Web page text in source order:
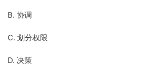
B. 协调
C. 划分权限
D. 决策